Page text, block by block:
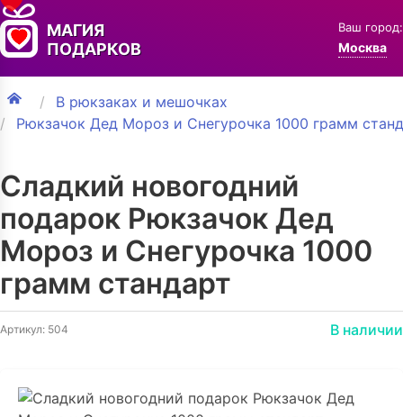
МАГИЯ
ПОДАРКОВ
Ваш город:
Москва
В рюкзаках и мешочках
Рюкзачок Дед Мороз и Снегурочка 1000 грамм
Сладкий новогодний
подарок Рюкзачок Дед
Мороз и Снегурочка 1000
грамм стандарт
Артикул: 504 В наличии